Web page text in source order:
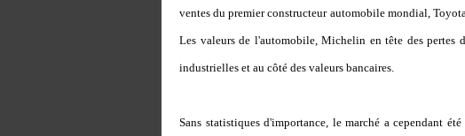
ventes du premier constructeur automobile mondial,
Les valeurs de l'automobile, Michelin en tête des
industrielles et au côté des valeurs bancaires.
Sans statistiques d'importance, le marché a cependant